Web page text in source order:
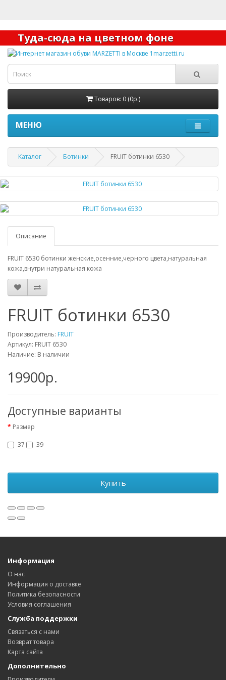
Туда-сюда на цветном фоне
Товаров: 0 (0р.)
МЕНЮ
Каталог Ботинки FRUIT ботинки 6530
Описание
FRUIT 6530 ботинки женские,осенние,черного цвета,натуральная
кожа,внутри натуральная кожа
FRUIT ботинки 6530
Производитель: FRUIT
Артикул: FRUIT 6530
Наличие: В наличии
19900р.
Доступные варианты
Размер
37 39
Купить
Информация
О нас
Информация о доставке
Политика безопасности
Условия соглашения
Служба поддержки
Связаться с нами
Возврат товара
Карта сайта
Дополнительно